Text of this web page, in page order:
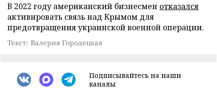
В 2022 году американский бизнесмен отказался
активировать связь над Крымом для
предотвращения украинской военной операции.
Текст: Валерия Городецкая
Подписывайтесь на наши
каналы